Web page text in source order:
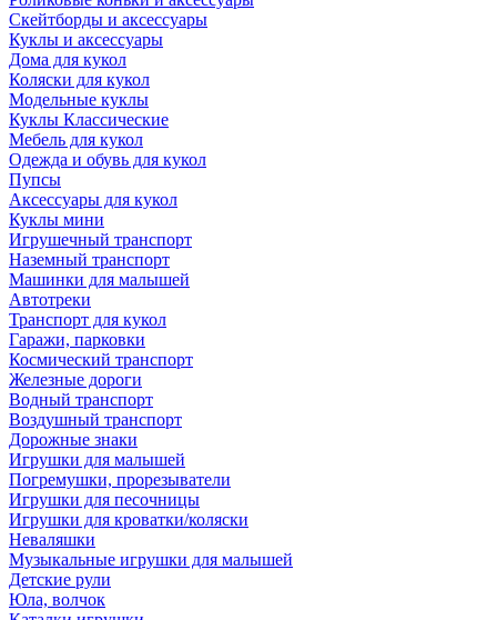
Скейтборды и аксессуары
Куклы и аксессуары
Дома для кукол
Коляски для кукол
Модельные куклы
Куклы Классические
Мебель для кукол
Одежда и обувь для кукол
Пупсы
Аксессуары для кукол
Куклы мини
Игрушечный транспорт
Наземный транспорт
Машинки для малышей
Автотреки
Транспорт для кукол
Гаражи, парковки
Космический транспорт
Железные дороги
Водный транспорт
Воздушный транспорт
Дорожные знаки
Игрушки для малышей
Погремушки, прорезыватели
Игрушки для песочницы
Игрушки для кроватки/коляски
Неваляшки
Музыкальные игрушки для малышей
Детские рули
Юла, волчок